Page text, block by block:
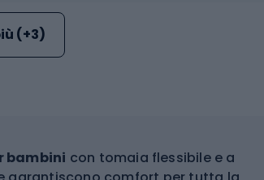
(+3)
bambini con tomaia flessibile e a